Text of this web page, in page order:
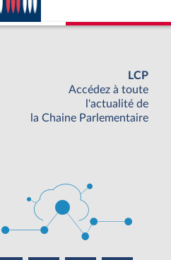
LCP
Accédez à toute
l'actualité de
la Chaine Parlementaire